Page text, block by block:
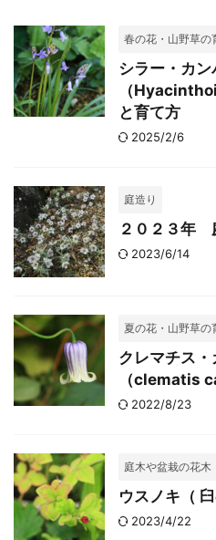
春の花・山野草の
シラー・カ
（
と育て方
2025/2/6
庭造り
２０２３年
2023/6/14
夏の花・山野草の
クレマチス
（clematis
2022/8/23
庭木や盆栽の花木
ウスノキ（
2023/4/22